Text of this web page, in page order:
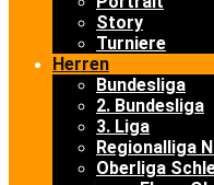
Story
Turniere
Herren
Bundesliga
2. Bundesliga
3. Liga
Regionalliga
Oberliga